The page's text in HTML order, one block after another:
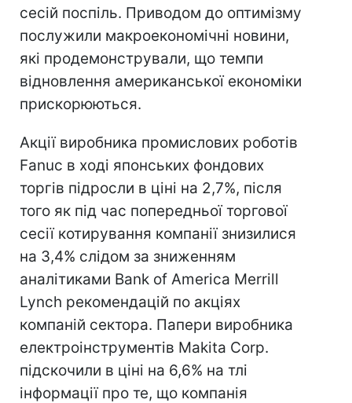
сесій поспіль. Приводом до оптимізму
послужили макроекономічні новини,
які продемонстрували, що темпи
відновлення американської економіки
прискорюються.
Акції виробника промислових роботів
Fanuc в ході японських фондових
торгів підросли в ціні на 2,7%, після
того як під час попередньої торгової
сесії котирування компанії знизилися
на 3,4% слідом за зниженням
аналітиками Bank of America Merrill
Lynch рекомендацій по акціях
компаній сектора. Папери виробника
електроінструментів Makita Corp.
підскочили в ціні на 6,6% на тлі
інформації про те, що компанія